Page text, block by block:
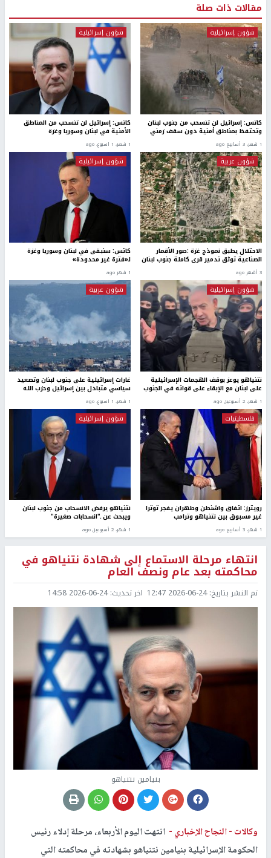
مقالات ذات صلة
شؤون إسرائيلية
كاتس: إسرائيل لن تنسحب من جنوب لبنان
وتحتفظ بمناطق أمنية دون سقف زمني
1 شهر، 3 أسابيع ago
شؤون إسرائيلية
كاتس: إسرائيل لن تنسحب من المناطق
الأمنية في لبنان وسوريا وغزة
1 شهر، 1 اسبوع. ago
شؤون عربية
الاحتلال يطبق نموذج غزة :صور الأقمار
الصناعية توثق تدمير قرى كاملة جنوب لبنان
3 أشهر ago
شؤون إسرائيلية
كاتس: سنبقى في لبنان وسوريا وغزة
لـ«فترة غير محدودة»
1 شهر ago
شؤون إسرائيلية
نتنياهو يوعز بوقف الهجمات الإسرائيلية
على لبنان مع الإبقاء على قواته في الجنوب
1 شهر، 2 أسبوعين ago
شؤون عربية
غارات إسرائيلية على جنوب لبنان وتصعيد
سياسي متبادل بين إسرائيل وحزب الله
1 شهر، 1 اسبوع. ago
فلسطينيات
رويترز: اتفاق واشنطن وطهران يفجر توترا
غير مسبوق بين نتنياهو وترامب
1 شهر، 3 أسابيع ago
شؤون إسرائيلية
نتنياهو يرفض الانسحاب من جنوب لبنان
ويبحث عن ـ"انسحابات صغيرة"
1 شهر، 2 أسبوعين ago
انتهاء مرحلة الاستماع إلى شهادة نتنياهو في
محاكمته بعد عام ونصف العام
تم النشر بتاريخ:2026-06-24 12:47 اخر تحديث:2026-06-24 14:58
بنيامين نتنياهو
وكالات -النجاح الإخباري - انتهت اليوم الأربعاء، مرحلة إدلاء رئيس
الحكومة الإسرائيلية بنيامين نتنياهو بشهادته في محاكمته التي